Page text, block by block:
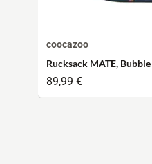
coocazoo
Rucksack MATE,
89,99 €